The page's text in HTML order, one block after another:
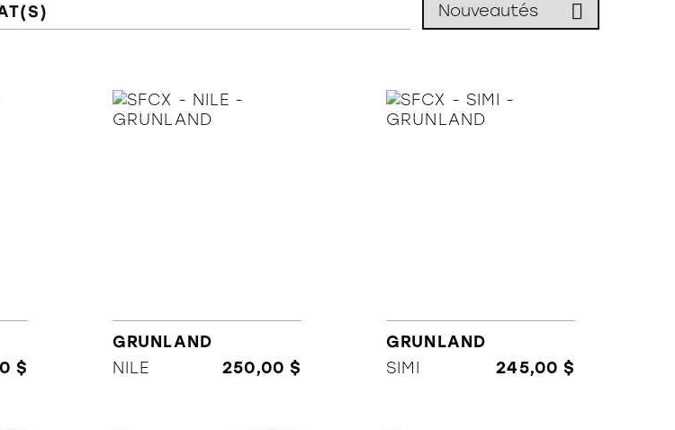
$
GRUNLAND
NILE
250,00 $
GRUNLAND
SIMI
245,00 $